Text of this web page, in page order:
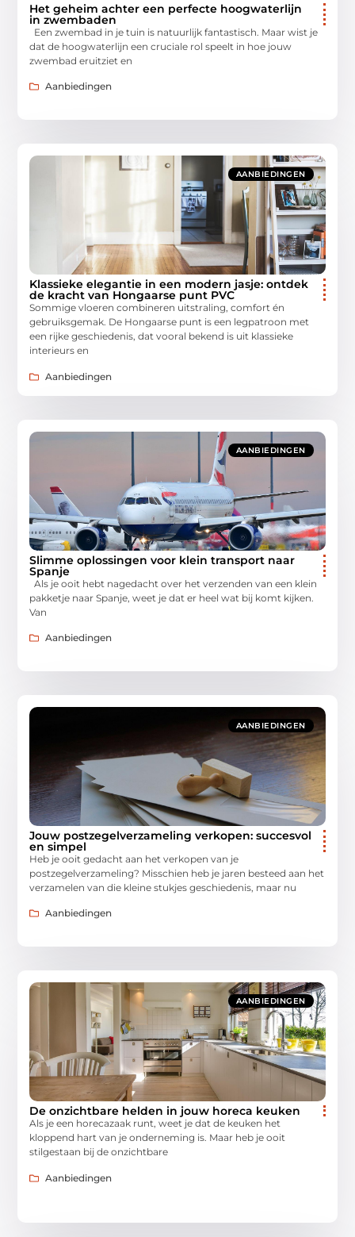
Het geheim achter een perfecte hoogwaterlijn
in zwembaden
Een zwembad in je tuin is natuurlijk fantastisch. Maar wist je
dat de hoogwaterlijn een cruciale rol speelt in hoe jouw
zwembad eruitziet en
Aanbiedingen
AANBIEDINGEN
Klassieke elegantie in een modern jasje: ontdek
de kracht van Hongaarse punt PVC
Sommige vloeren combineren uitstraling, comfort én
gebruiksgemak. De Hongaarse punt is een legpatroon met
een rijke geschiedenis, dat vooral bekend is uit klassieke
interieurs en
Aanbiedingen
AANBIEDINGEN
Slimme oplossingen voor klein transport naar
Spanje
Als je ooit hebt nagedacht over het verzenden van een klein
pakketje naar Spanje, weet je dat er heel wat bij komt kijken.
Van
Aanbiedingen
AANBIEDINGEN
Jouw postzegelverzameling verkopen: succesvol
en simpel
Heb je ooit gedacht aan het verkopen van je
postzegelverzameling? Misschien heb je jaren besteed aan het
verzamelen van die kleine stukjes geschiedenis, maar nu
Aanbiedingen
AANBIEDINGEN
De onzichtbare helden in jouw horeca keuken
Als je een horecazaak runt, weet je dat de keuken het
kloppend hart van je onderneming is. Maar heb je ooit
stilgestaan bij de onzichtbare
Aanbiedingen